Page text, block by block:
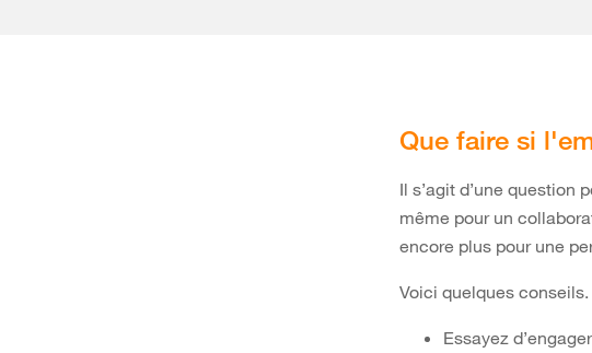
Que faire si
Il s’agit d’une question
même pour un
encore plus pour une
Voici quelques conseils.
Essayez